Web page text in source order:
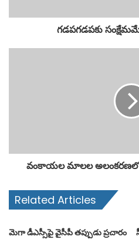
గడపగడపకు సంక్షేమమే
వంకాయల మాలల అలంకరణలో
Related Articles
మెగా డీఎస్సీపై వైసీపీ తప్పుడు ప్రచారం